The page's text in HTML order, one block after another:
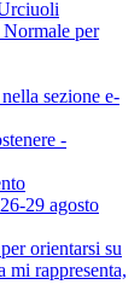
Normale per
sezione e-
-
29 agosto
orientarsi su
mi rappresenta,